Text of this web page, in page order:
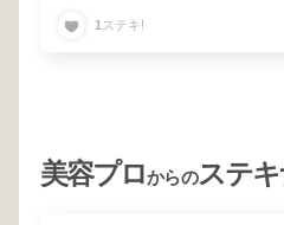
1 ステキ!
美容プロからのステ